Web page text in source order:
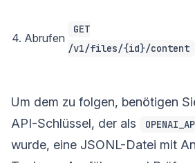
4. Abrufen
GET
/v1/files/{id}/content
Um dem zu folgen, benötigen
API-Schlüssel, der als
wurde, eine JSONL-Datei mit